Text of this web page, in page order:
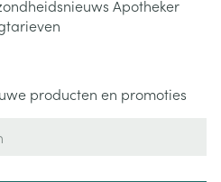
Apotheker
producten en promoties